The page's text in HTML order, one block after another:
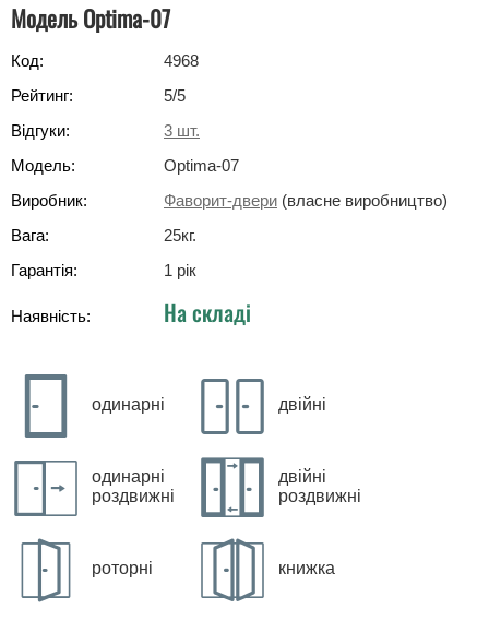
Модель Optima-07
Код:
4968
Рейтинг:
5/5
Відгуки:
3 шт.
Модель:
Optima-07
Виробник:
Фаворит-двери (власне виробництво)
Вага:
25кг.
Гарантія:
1 рік
Наявність: На складі
одинарні двійні
одинарні
роздвижні
двійні
роздвижні
роторні книжка